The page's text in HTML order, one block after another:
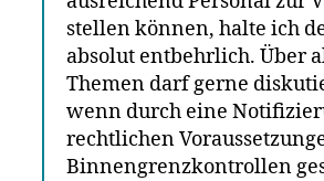
stellen können, halte ich
absolut entbehrlich. Über
Themen darf gerne
wenn durch eine
rechtlichen
Binnengrenzkontrollen